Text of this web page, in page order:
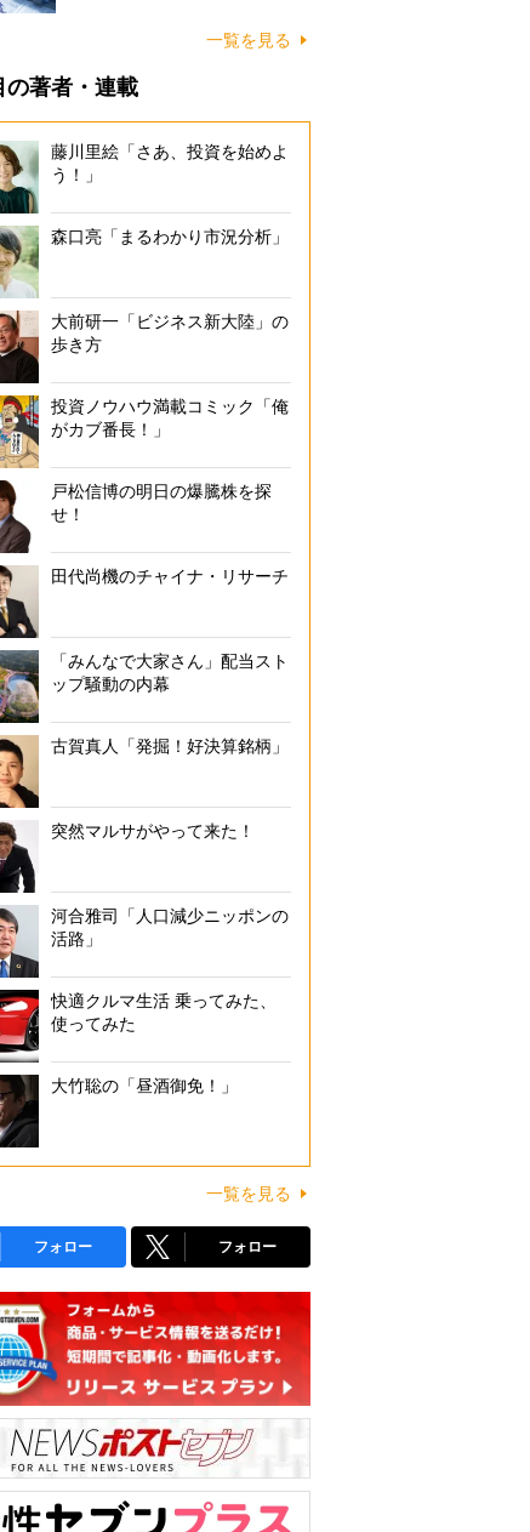
一覧を見る
の著者・連載
藤川里絵「さあ、投資を始めよ
う！」
森口亮「まるわかり市況分析」
大前研一「ビジネス新大陸」の
歩き方
投資ノウハウ満載コミック「俺
がカブ番長！」
戸松信博の明日の爆騰株を探
せ！
田代尚機のチャイナ・リサーチ
「みんなで大家さん」配当スト
ップ騒動の内幕
古賀真人「発掘！好決算銘柄」
突然マルサがやって来た！
河合雅司「人口減少ニッポンの
活路」
快適クルマ生活 乗ってみた、
使ってみた
大竹聡の「昼酒御免！」
一覧を見る
フォロー フォロー